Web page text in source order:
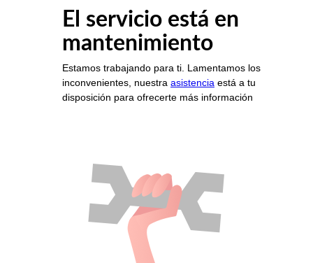
El servicio está en
mantenimiento
Estamos trabajando para ti. Lamentamos los
inconvenientes, nuestra asistencia está a tu
disposición para ofrecerte más información